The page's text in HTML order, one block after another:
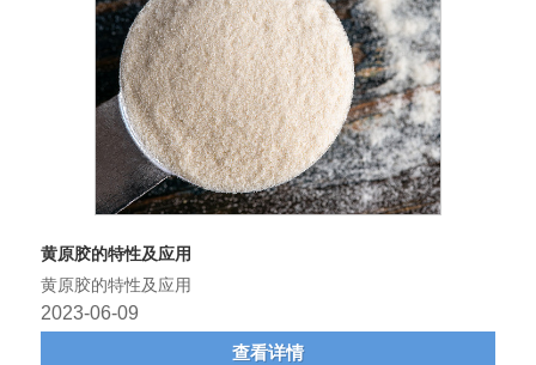
​黄原胶的特性及应用
​黄原胶的特性及应用
2023-06-09
查看详情